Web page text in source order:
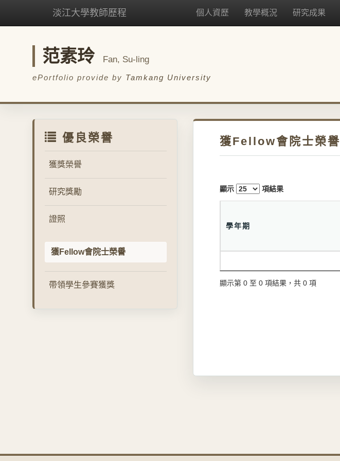
淡江大學教師歷程 個人資歷 教學概況 研究成果
范素玲 Fan, Su-ling
ePortfolio provide by Tamkang University
優良榮譽
獲獎榮譽
研究獎勵
證照
獲Fellow會院士榮譽
帶領學生參賽獲獎
獲Fellow會院士榮譽
顯示 項結果
學年期
顯示第 0 至 0 項結果，共 0 項